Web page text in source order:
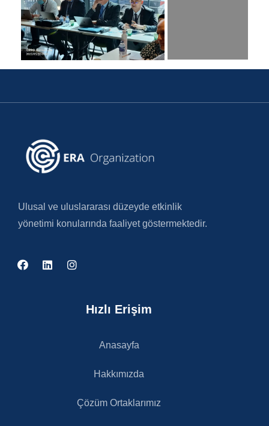
Ulusal ve uluslararası düzeyde etkinlik
yönetimi konularında faaliyet göstermektedir.
Hızlı Erişim
Anasayfa
Hakkımızda
Çözüm Ortaklarımız